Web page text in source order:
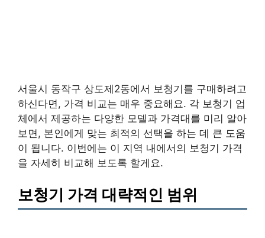
서울시 동작구 상도제2동에서 보청기를 구매하려고
하신다면, 가격 비교는 매우 중요해요. 각 보청기 업
체에서 제공하는 다양한 모델과 가격대를 미리 알아
보면, 본인에게 맞는 최적의 선택을 하는 데 큰 도움
이 됩니다. 이번에는 이 지역 내에서의 보청기 가격
을 자세히 비교해 보도록 할게요.
보청기 가격 대략적인 범위